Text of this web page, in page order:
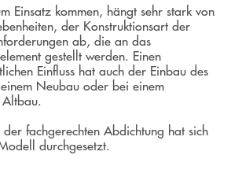
Einsatz kommen, hängt sehr stark von
der Konstruktionsart der
ab, die an das
gestellt werden. Einen
Einfluss hat auch der Einbau des
einem Neubau oder bei einem
fachgerechten Abdichtung hat sich
durchgesetzt.